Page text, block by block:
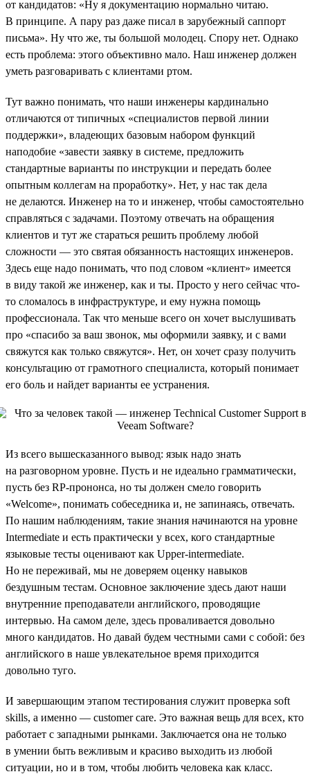
от кандидатов: «Ну я документацию нормально читаю.
В принципе. А пару раз даже писал в зарубежный саппорт
письма». Ну что же, ты большой молодец. Спору нет. Однако
есть проблема: этого объективно мало. Наш инженер должен
уметь разговаривать с клиентами ртом.
Тут важно понимать, что наши инженеры кардинально
отличаются от типичных «специалистов первой линии
поддержки», владеющих базовым набором функций
наподобие «завести заявку в системе, предложить
стандартные варианты по инструкции и передать более
опытным коллегам на проработку». Нет, у нас так дела
не делаются. Инженер на то и инженер, чтобы самостоятельно
справляться с задачами. Поэтому отвечать на обращения
клиентов и тут же стараться решить проблему любой
сложности — это святая обязанность настоящих инженеров.
Здесь еще надо понимать, что под словом «клиент» имеется
в виду такой же инженер, как и ты. Просто у него сейчас что-
то сломалось в инфраструктуре, и ему нужна помощь
профессионала. Так что меньше всего он хочет выслушивать
про «спасибо за ваш звонок, мы оформили заявку, и с вами
свяжутся как только свяжутся». Нет, он хочет сразу получить
консультацию от грамотного специалиста, который понимает
его боль и найдет варианты ее устранения.
Из всего вышесказанного вывод: язык надо знать
на разговорном уровне. Пусть и не идеально грамматически,
пусть без RP-прононса, но ты должен смело говорить
«Welcome», понимать собеседника и, не запинаясь, отвечать.
По нашим наблюдениям, такие знания начинаются на уровне
Intermediate и есть практически у всех, кого стандартные
языковые тесты оценивают как Upper-intermediate.
Но не переживай, мы не доверяем оценку навыков
бездушным тестам. Основное заключение здесь дают наши
внутренние преподаватели английского, проводящие
интервью. На самом деле, здесь проваливается довольно
много кандидатов. Но давай будем честными сами с собой: без
английского в наше увлекательное время приходится
довольно туго.
И завершающим этапом тестирования служит проверка soft
skills, а именно — customer care. Это важная вещь для всех, кто
работает c западными рынками. Заключается она не только
в умении быть вежливым и красиво выходить из любой
ситуации, но и в том, чтобы любить человека как класс.